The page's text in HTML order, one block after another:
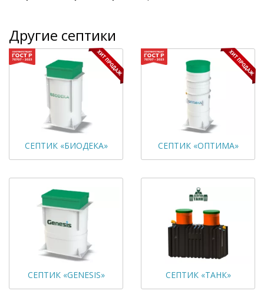
Другие септики
СЕПТИК «БИОДЕКА» СЕПТИК «ОПТИМА»
СЕПТИК «GENESIS» СЕПТИК «ТАНК»